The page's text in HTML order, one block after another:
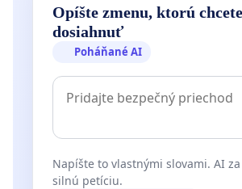
Opíšte zmenu, ktorú chcete
dosiahnuť
Poháňané AI
Napíšte to vlastnými slovami. AI
silnú petíciu.